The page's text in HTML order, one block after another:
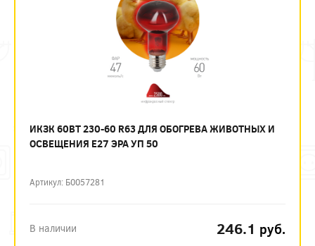
ИКЗК 60ВТ 230-60 R63 ДЛЯ ОБОГРЕВА ЖИВОТНЫХ И
ОСВЕЩЕНИЯ Е27 ЭРА УП 50
Артикул: Б0057281
В наличии 246.1 руб.